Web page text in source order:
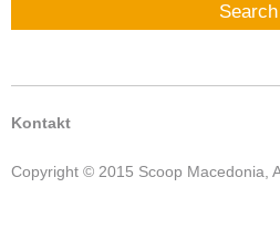
Kontakt
Copyright © 2015 Scoop Macedonia,